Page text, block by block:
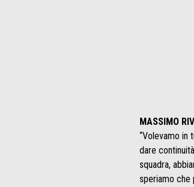
MASSIMO
“Volevamo in
dare
squadra,
speriamo che